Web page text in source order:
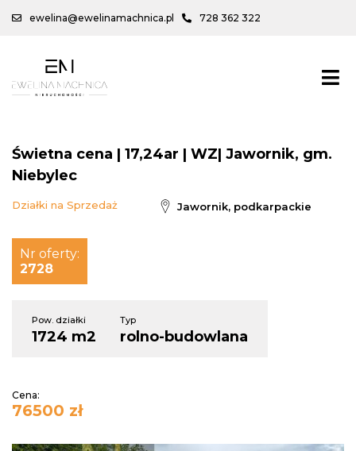
ewelina@ewelinamachnica.pl 728 362 322
Świetna cena | 17,24ar | WZ| Jawornik, gm.
Niebylec
Działki na Sprzedaż Jawornik, podkarpackie
Pow. działki
1724 m2
Typ
rolno-budowlana
Nr oferty:
2728
Cena:
76500 zł